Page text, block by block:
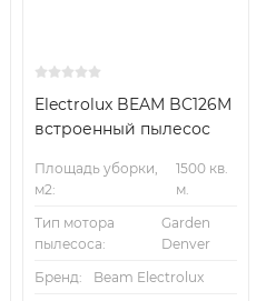
Electrolux BEAM BC126M
встроенный пылесос
Площадь уборки,
м2:
1500 кв.
м.
Тип мотора
пылесоса:
Garden
Denver
Бренд:
Beam Electrolux